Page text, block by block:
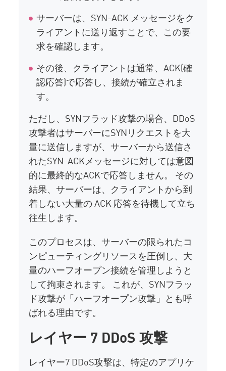
サーバーは、SYN-ACK メッセージをク
ライアントに送り返すことで、この要
求を確認します。
その後、クライアントは通常、ACK(確
認応答)で応答し、接続が確立されま
す。
ただし、SYNフラッド攻撃の場合、DDoS
攻撃者はサーバーにSYNリクエストを大
量に送信しますが、サーバーから送信さ
れたSYN-ACKメッセージに対しては意図
的に最終的なACKで応答しません。 その
結果、サーバーは、クライアントから到
着しない大量の ACK 応答を待機して立ち
往生します。
このプロセスは、サーバーの限られたコ
ンピューティングリソースを圧倒し、大
量のハーフオープン接続を管理しようと
して拘束されます。 これが、SYNフラッ
ド攻撃が「ハーフオープン攻撃」とも呼
ばれる理由です。
レイヤー 7 DDoS 攻撃
レイヤー7 DDoS攻撃は、特定のアプリケ